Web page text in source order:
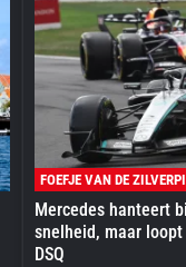
FOEFJE VAN DE
Mercedes hanteert
snelheid, maar
DSQ